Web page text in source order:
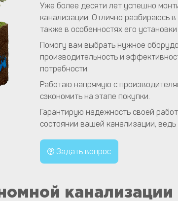
Уже более десяти лет успешно
канализации. Отлично разбираюсь
также в особенностях его
Помогу вам выбрать нужное
производительность и
потребности.
Работаю напрямую с
сэкономить на этапе покупки.
Гарантирую надежность своей
состоянии вашей канализации,
Задать вопрос
канализации